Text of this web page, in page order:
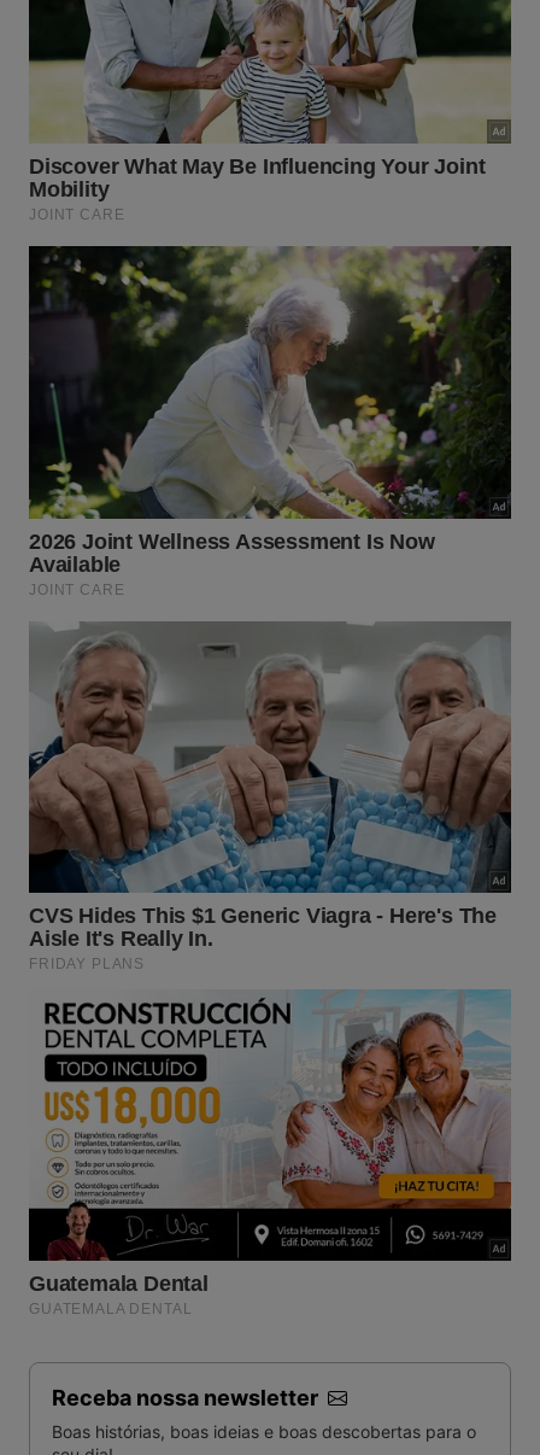
Receba nossa newsletter
Boas histórias, boas ideias e boas descobertas para o